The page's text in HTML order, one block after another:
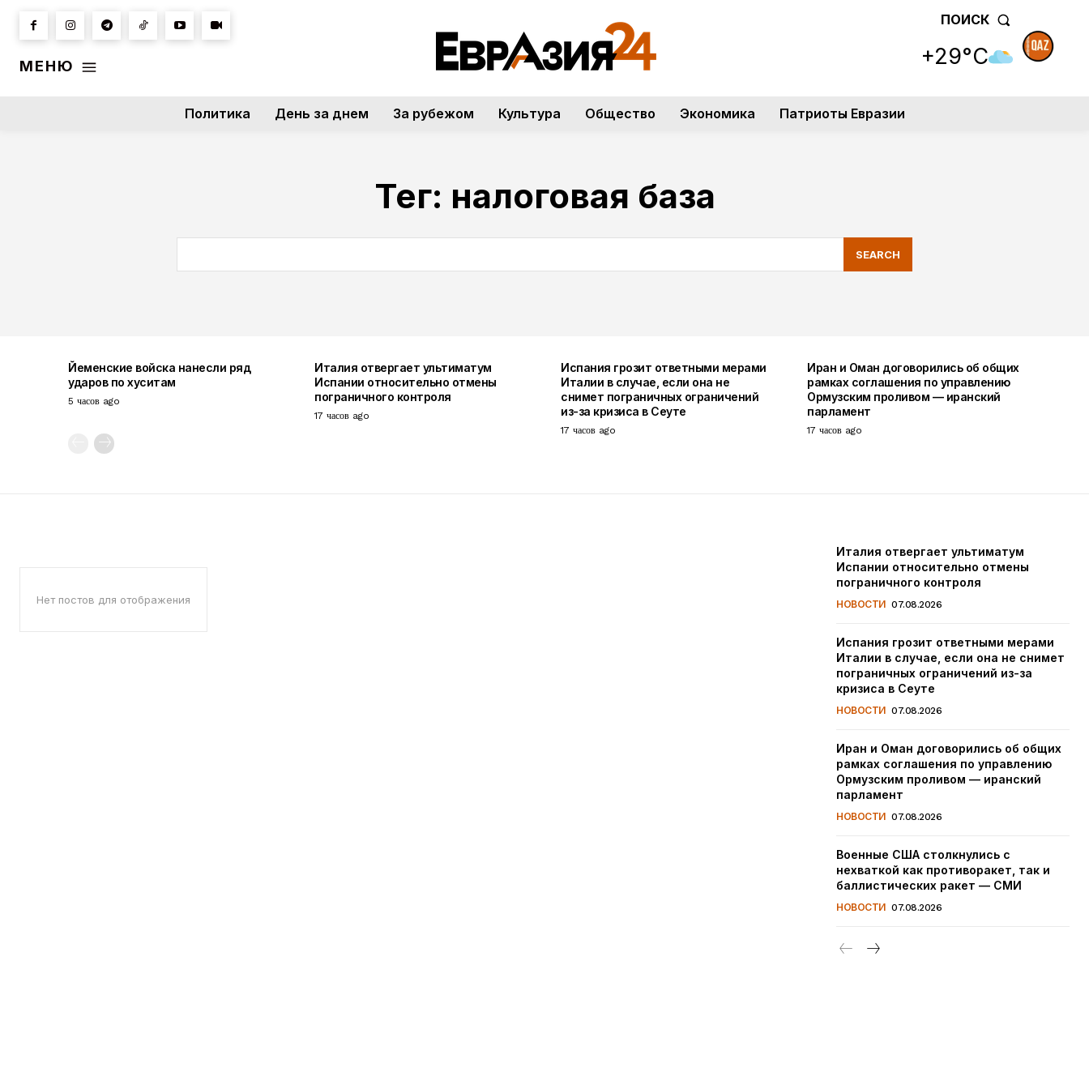
МЕНЮ
ПОИСК
+29°C
Политика День за днем За рубежом Культура Общество Экономика Патриоты Евразии
Тег: налоговая база
SEARCH
Йеменские войска нанесли ряд
ударов по хуситам
5 часов ago
Италия отвергает ультиматум
Испании относительно отмены
пограничного контроля
17 часов ago
Испания грозит ответными мерами
Италии в случае, если она не
снимет пограничных ограничений
из-за кризиса в Сеуте
17 часов ago
Иран и Оман договорились об общих
рамках соглашения по управлению
Ормузским проливом — иранский
парламент
17 часов ago
Нет постов для отображения
Италия отвергает ультиматум
Испании относительно отмены
пограничного контроля
НОВОСТИ 07.08.2026
Испания грозит ответными мерами
Италии в случае, если она не снимет
пограничных ограничений из-за
кризиса в Сеуте
НОВОСТИ 07.08.2026
Иран и Оман договорились об общих
рамках соглашения по управлению
Ормузским проливом — иранский
парламент
НОВОСТИ 07.08.2026
Военные США столкнулись с
нехваткой как противоракет, так и
баллистических ракет — СМИ
НОВОСТИ 07.08.2026